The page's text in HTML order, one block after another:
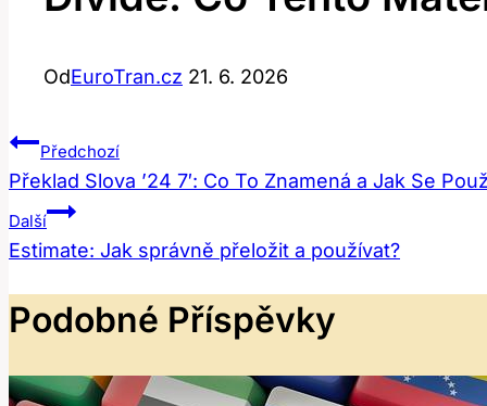
OdEuroTran.cz 21. 6. 2026
Navigace
Pro
Příspěvek
Předchozí
Překlad Slova ’24 7′: Co To Znamená a Jak Se
Další
Estimate: Jak správně přeložit a používat?
Podobné Příspěvky